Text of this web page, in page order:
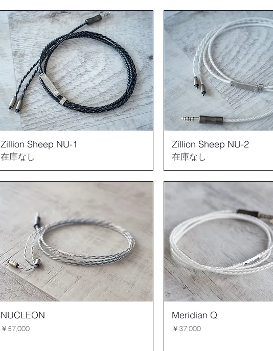
Zillion Sheep NU-1
在庫なし
Zillion Sheep NU-2
在庫なし
NUCLEON
価格
￥57,000
Meridian Q
価格
￥37,000